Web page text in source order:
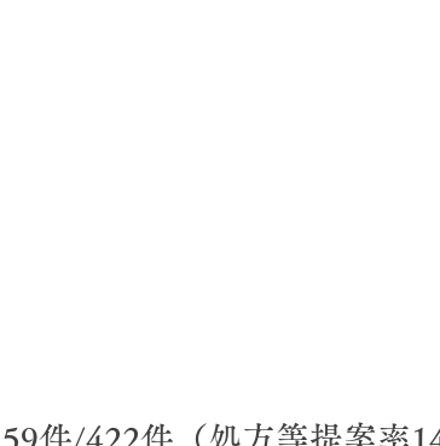
件/422件（処方等提案率